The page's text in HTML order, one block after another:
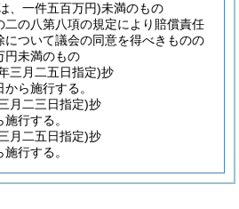
、一件五百万円)未満のもの
の八第八項の規定により賠償責任
について議会の同意を得べきものの
円未満のもの
三月二五日指定)抄
ら施行する。
月二三日指定)抄
行する。
月二五日指定)抄
行する。